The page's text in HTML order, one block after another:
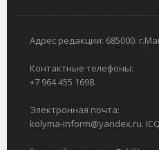
Адрес редакции: 685000.
Контактные телефоны:
+7 964 455 1698.
Электронная почта:
kolyma-inform@yandex.ru.